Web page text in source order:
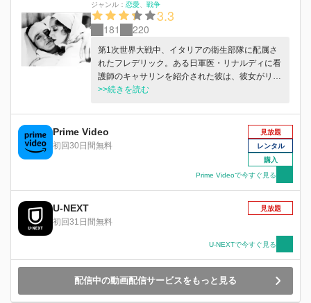
ジャンル： 恋愛 戦争
3.3
181 220
第1次世界大戦中、イタリアの衛生部隊に配属さ
れたフレデリック。ある日軍医・リナルディに看
護師のキャサリンを紹介された彼は、彼女がリナ
ルディの意中の人であると知りながら恋に落ち
てしまうが…。
>>続きを読む
Prime Video
初回30日間無料
見放題
レンタル
購入
Prime Videoで今すぐ見る
U-NEXT
初回31日間無料
見放題
U-NEXTで今すぐ見る
配信中の動画配信サービスをもっと見る